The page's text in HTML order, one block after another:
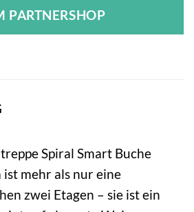
PARTNERSHOP
Spiral Smart Buche
mehr als nur eine
zwei Etagen – sie ist ein